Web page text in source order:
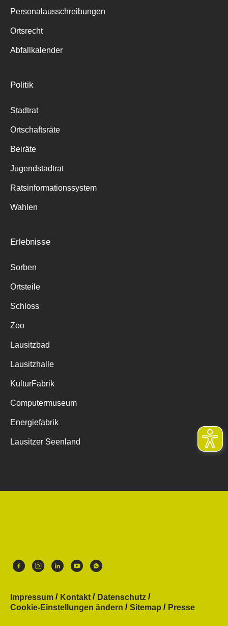
Personalausschreibungen
Ortsrecht
Abfallkalender
Politik
Stadtrat
Ortschaftsräte
Beiräte
Jugendstadtrat
Ratsinformationssystem
Wahlen
Erlebnisse
Sorben
Ortsteile
Schloss
Zoo
Lausitzbad
Lausitzhalle
KulturFabrik
Computermuseum
Energiefabrik
Lausitzer Seenland
Impressum Kontakt
Datenschutz
Cookie-Einstellungen ändern
Sitemap Presse